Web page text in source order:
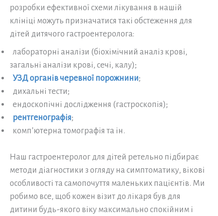
розробки ефективної схеми лікування в нашій
клініці можуть призначатися такі обстеження для
дітей дитячого гастроентеролога:
лабораторні аналізи (біохімічний аналіз крові,
загальні аналізи крові, сечі, калу);
УЗД органів черевної порожнини;
дихальні тести;
ендоскопічні дослідження (гастроскопія);
рентгенографія;
комп’ютерна томографія та ін.
Наш гастроентеролог для дітей ретельно підбирає
методи діагностики з огляду на симптоматику, вікові
особливості та самопочуття маленьких пацієнтів. Ми
робимо все, щоб кожен візит до лікаря був для
дитини будь-якого віку максимально спокійним і